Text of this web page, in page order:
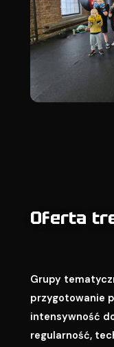
Oferta
Grupy
przygotowanie
intensywność
regularność,